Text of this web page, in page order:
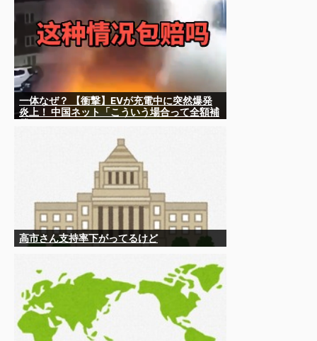
るとは思わないけど、それでもやっぱり羨ま
しいね」
一体なぜ？ 【衝撃】EVが充電中に突然爆発
炎上！ 中国ネット「こういう場合って全額補
高市さん支持率下がってるけど